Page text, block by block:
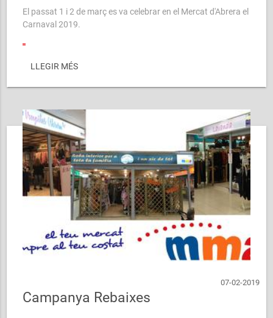
El passat 1 i 2 de març es va celebrar en el Mercat d'Abrera el
Carnaval 2019.
LLEGIR MÉS
07-02-2019
Campanya Rebaixes